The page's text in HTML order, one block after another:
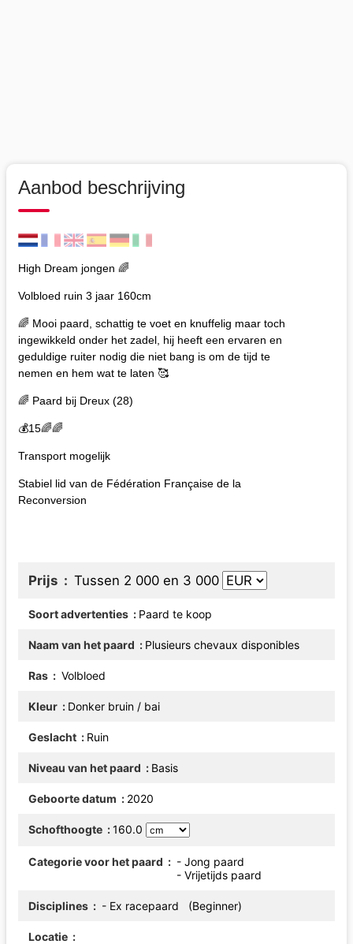
Aanbod beschrijving
High Dream jongen 🌈
Volbloed ruin 3 jaar 160cm
🌈 Mooi paard, schattig te voet en knuffelig maar toch
ingewikkeld onder het zadel, hij heeft een ervaren en
geduldige ruiter nodig die niet bang is om de tijd te
nemen en hem wat te laten 🥰
🌈 Paard bij Dreux (28)
💰15🌈🌈
Transport mogelijk
Stabiel lid van de Fédération Française de la
Reconversion
Prijs Tussen 2 000 en 3 000
Soort advertenties Paard te koop
Naam van het paard Plusieurs chevaux disponibles
Ras Volbloed
Kleur Donker bruin / bai
Geslacht Ruin
Niveau van het paard Basis
Geboorte datum 2020
Schofthoogte 160.0
Categorie voor het paard
- Jong paard
- Vrijetijds paard
Disciplines - Ex racepaard (Beginner)
Locatie